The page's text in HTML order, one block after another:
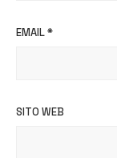
EMAIL*
SITO WEB